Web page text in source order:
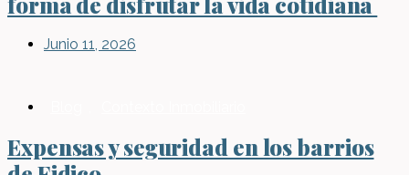
Junio 11, 2026
Expensas y seguridad en los barrios